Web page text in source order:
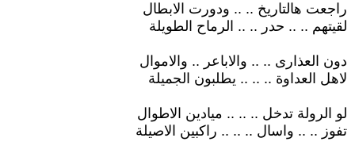
راجعت هالتاريخ .. .. ودورت الابطال
لقيتهم .. .. حدر .. .. الرماح الطويلة
دون العذارى .. .. والاباعر .. والاموال
لاهل العداوة .. .. .. يطلبون الجميلة
لو الرولة تدخل .. .. .. ميادين الاطوال
تفوز .. .. واسال .. .. .. راكبين الاصيلة